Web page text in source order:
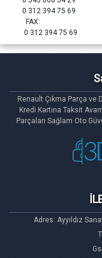
0 312 394 75 69
FAX:
0 312 394 75 69
Renault Çıkma Parça ve
Kredi Kartına Taksit
Parçaları Sağlam Oto
Adres: Ayyıldız